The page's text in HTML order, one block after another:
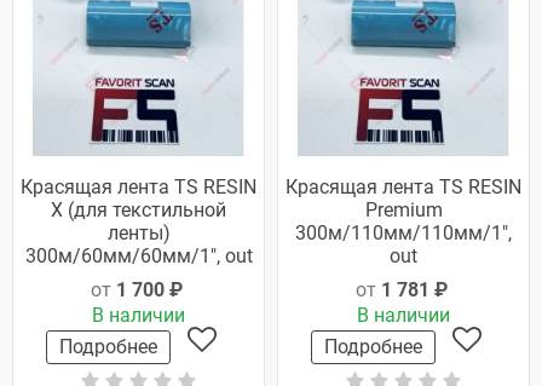
Красящая лента TS RESIN
X (для текстильной
ленты)
300м/60мм/60мм/1", out
от 1 700 ₽
В наличии
Подробнее
Красящая лента TS RESIN
Premium
300м/110мм/110мм/1",
out
от 1 781 ₽
В наличии
Подробнее